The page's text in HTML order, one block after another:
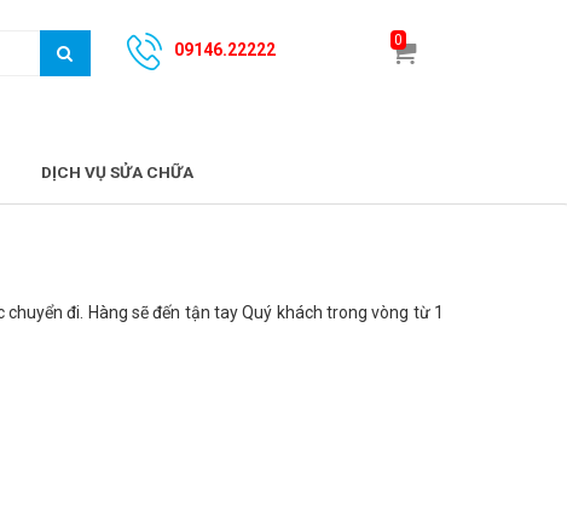
09146.22222
0
DỊCH VỤ SỬA CHỮA
đi. Hàng sẽ đến tận tay Quý khách trong vòng từ 1